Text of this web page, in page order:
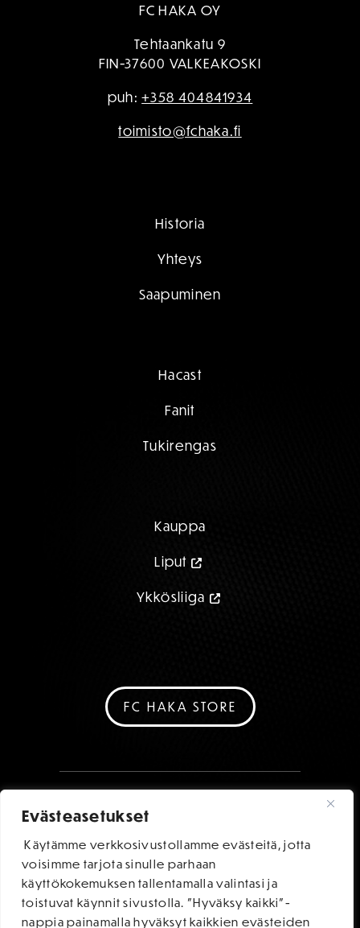
Evästeasetukset
Käytämme verkkosivustollamme evästeitä, jotta
voisimme tarjota sinulle parhaan
käyttökokemuksen tallentamalla valintasi ja
toistuvat käynnit sivustolla. "Hyväksy kaikki"-
nappia painamalla hyväksyt kaikkien evästeiden
FC HAKA OY
Tehtaankatu 9
FIN-37600 VALKEAKOSKI
puh:+358 404841934
toimisto@fchaka.fi
Historia
Yhteys
Saapuminen
Hacast
Fanit
Tukirengas
Kauppa
Liput
Ykkösliiga
FC HAKA STORE